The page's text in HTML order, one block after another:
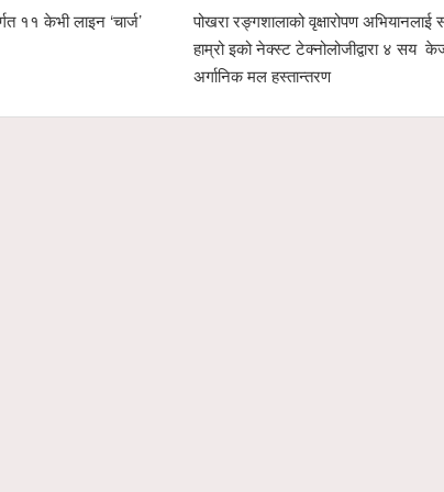
सहयोगः
केजी
पोखरा उद्योग वाणिज्य संघको नेतृत्व दौड रोचक बन्दै,
चार उम्मेदवारको सम्भावना